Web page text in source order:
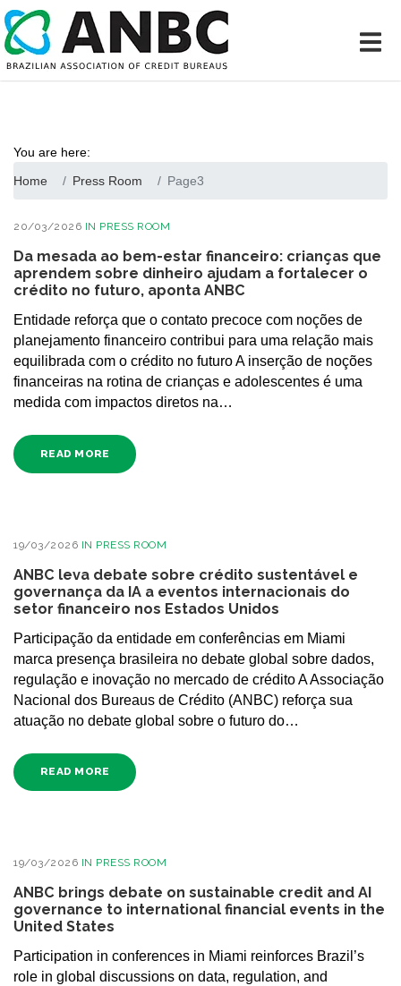
You are here:
Home
Press Room Page3
20/03/2026 IN PRESS ROOM
Da mesada ao bem-estar financeiro: crianças que
aprendem sobre dinheiro ajudam a fortalecer o
crédito no futuro, aponta ANBC
Entidade reforça que o contato precoce com noções de
planejamento financeiro contribui para uma relação mais
equilibrada com o crédito no futuro A inserção de noções
financeiras na rotina de crianças e adolescentes é uma
medida com impactos diretos na…
READ MORE
19/03/2026 IN PRESS ROOM
ANBC leva debate sobre crédito sustentável e
governança da IA a eventos internacionais do
setor financeiro nos Estados Unidos
Participação da entidade em conferências em Miami
marca presença brasileira no debate global sobre dados,
regulação e inovação no mercado de crédito A Associação
Nacional dos Bureaus de Crédito (ANBC) reforça sua
atuação no debate global sobre o futuro do…
READ MORE
19/03/2026 IN PRESS ROOM
ANBC brings debate on sustainable credit and AI
governance to international financial events in the
United States
Participation in conferences in Miami reinforces Brazil’s
role in global discussions on data, regulation, and